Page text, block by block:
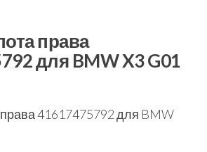
права
для BMW X3 G01
41617475792 для BMW